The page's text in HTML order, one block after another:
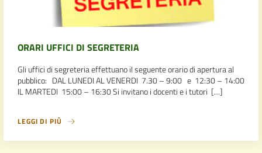
ORARI UFFICI DI SEGRETERIA
Gli uffici di segreteria effettuano il seguente orario di apertura al
pubblico: DAL LUNEDI AL VENERDI 7.30 – 9:00 e 12:30 – 14:00
IL MARTEDI 15:00 – 16:30 Si invitano i docenti e i tutori […]
LEGGI DI PIÙ